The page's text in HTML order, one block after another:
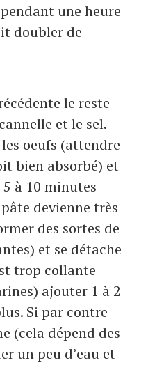
une heure
doubler de
le reste
et le sel.
oeufs (attendre
bien absorbé) et
à 10 minutes
devienne très
des sortes de
et se détache
trop collante
ajouter 1 à 2
Si par contre
(cela dépend des
un peu d’eau et